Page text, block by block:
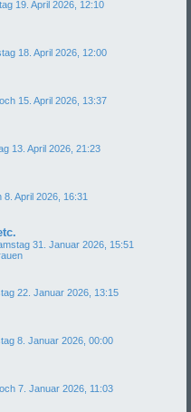
19. April 2026, 12:10
18. April 2026, 12:00
15. April 2026, 13:37
13. April 2026, 21:23
8. April 2026, 16:31
31. Januar 2026, 15:51
22. Januar 2026, 13:15
8. Januar 2026, 00:00
7. Januar 2026, 11:03